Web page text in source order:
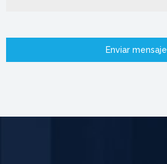
Enviar mensaje